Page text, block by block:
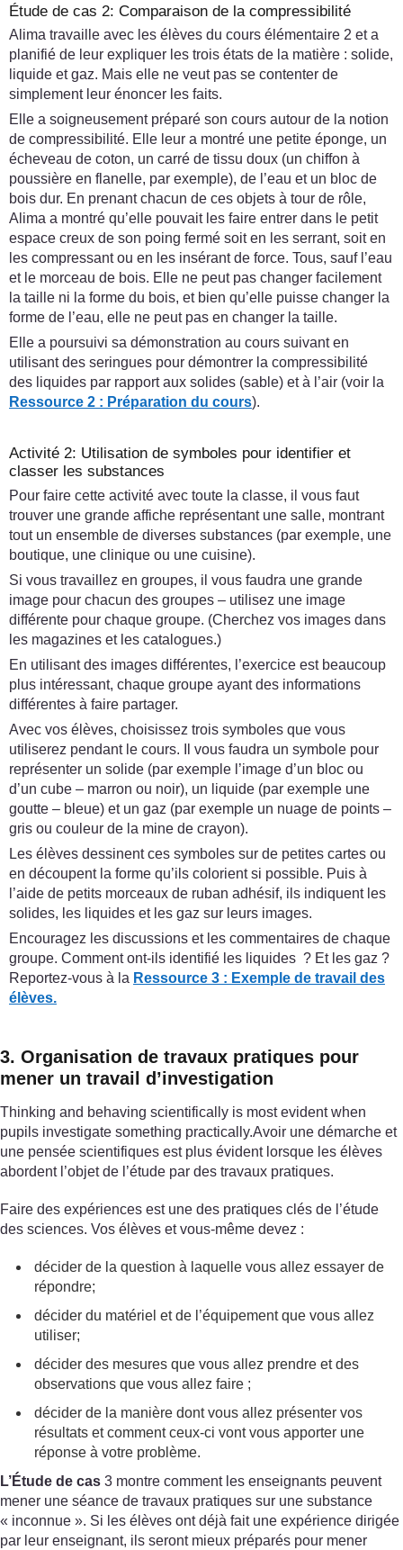
Étude de cas 2: Comparaison de la compressibilité
Alima travaille avec les élèves du cours élémentaire 2 et a
planifié de leur expliquer les trois états de la matière : solide,
liquide et gaz. Mais elle ne veut pas se contenter de
simplement leur énoncer les faits.
Elle a soigneusement préparé son cours autour de la notion
de compressibilité. Elle leur a montré une petite éponge, un
écheveau de coton, un carré de tissu doux (un chiffon à
poussière en flanelle, par exemple), de l’eau et un bloc de
bois dur. En prenant chacun de ces objets à tour de rôle,
Alima a montré qu’elle pouvait les faire entrer dans le petit
espace creux de son poing fermé soit en les serrant, soit en
les compressant ou en les insérant de force. Tous, sauf l’eau
et le morceau de bois. Elle ne peut pas changer facilement
la taille ni la forme du bois, et bien qu’elle puisse changer la
forme de l’eau, elle ne peut pas en changer la taille.
Elle a poursuivi sa démonstration au cours suivant en
utilisant des seringues pour démontrer la compressibilité
des liquides par rapport aux solides (sable) et à l’air (voir la
Ressource 2 : Préparation du cours).
Activité 2: Utilisation de symboles pour identifier et
classer les substances
Pour faire cette activité avec toute la classe, il vous faut
trouver une grande affiche représentant une salle, montrant
tout un ensemble de diverses substances (par exemple, une
boutique, une clinique ou une cuisine).
Si vous travaillez en groupes, il vous faudra une grande
image pour chacun des groupes – utilisez une image
différente pour chaque groupe. (Cherchez vos images dans
les magazines et les catalogues.)
En utilisant des images différentes, l’exercice est beaucoup
plus intéressant, chaque groupe ayant des informations
différentes à faire partager.
Avec vos élèves, choisissez trois symboles que vous
utiliserez pendant le cours. Il vous faudra un symbole pour
représenter un solide (par exemple l’image d’un bloc ou
d’un cube – marron ou noir), un liquide (par exemple une
goutte – bleue) et un gaz (par exemple un nuage de points –
gris ou couleur de la mine de crayon).
Les élèves dessinent ces symboles sur de petites cartes ou
en découpent la forme qu’ils colorient si possible. Puis à
l’aide de petits morceaux de ruban adhésif, ils indiquent les
solides, les liquides et les gaz sur leurs images.
Encouragez les discussions et les commentaires de chaque
groupe. Comment ont-ils identifié les liquides ? Et les gaz ?
Reportez-vous à la Ressource 3 : Exemple de travail des
élèves.
3. Organisation de travaux pratiques pour
mener un travail d’investigation
Thinking and behaving scientifically is most evident when
pupils investigate something practically.Avoir une démarche et
une pensée scientifiques est plus évident lorsque les élèves
abordent l’objet de l’étude par des travaux pratiques.
Faire des expériences est une des pratiques clés de l’étude
des sciences. Vos élèves et vous-même devez :
décider de la question à laquelle vous allez essayer de
répondre;
décider du matériel et de l’équipement que vous allez
utiliser;
décider des mesures que vous allez prendre et des
observations que vous allez faire ;
décider de la manière dont vous allez présenter vos
résultats et comment ceux-ci vont vous apporter une
réponse à votre problème.
L’Étude de cas 3 montre comment les enseignants peuvent
mener une séance de travaux pratiques sur une substance
« inconnue ». Si les élèves ont déjà fait une expérience dirigée
par leur enseignant, ils seront mieux préparés pour mener